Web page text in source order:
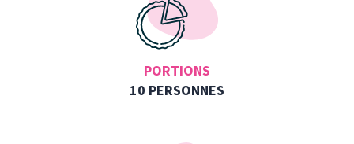
PORTIONS
10 PERSONNES